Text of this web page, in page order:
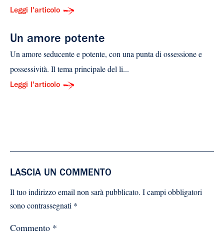
Leggi l'articolo
Un amore potente
Un amore seducente e potente, con una punta di ossessione e
possessività. Il tema principale del li...
Leggi l'articolo
LASCIA UN COMMENTO
Il tuo indirizzo email non sarà pubblicato. I campi obbligatori
sono contrassegnati *
Commento *